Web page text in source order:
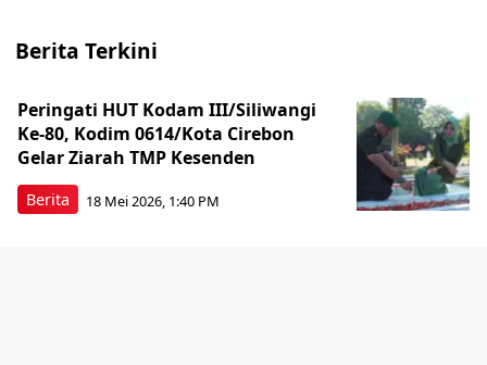
Berita Terkini
Berita
Peringati HUT Kodam III/Siliwangi
Ke-80, Kodim 0614/Kota Cirebon
Gelar Ziarah TMP Kesenden
18 Mei 2026, 1:40 PM